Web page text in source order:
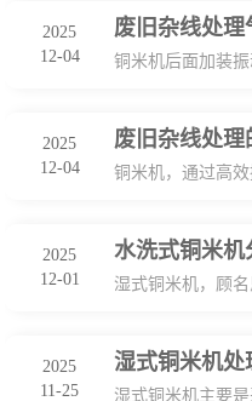
2025
12-04
2025
12-04
废旧杂线处
2025
12-01
水洗式铜米机
2025
11-25
湿式铜米机处